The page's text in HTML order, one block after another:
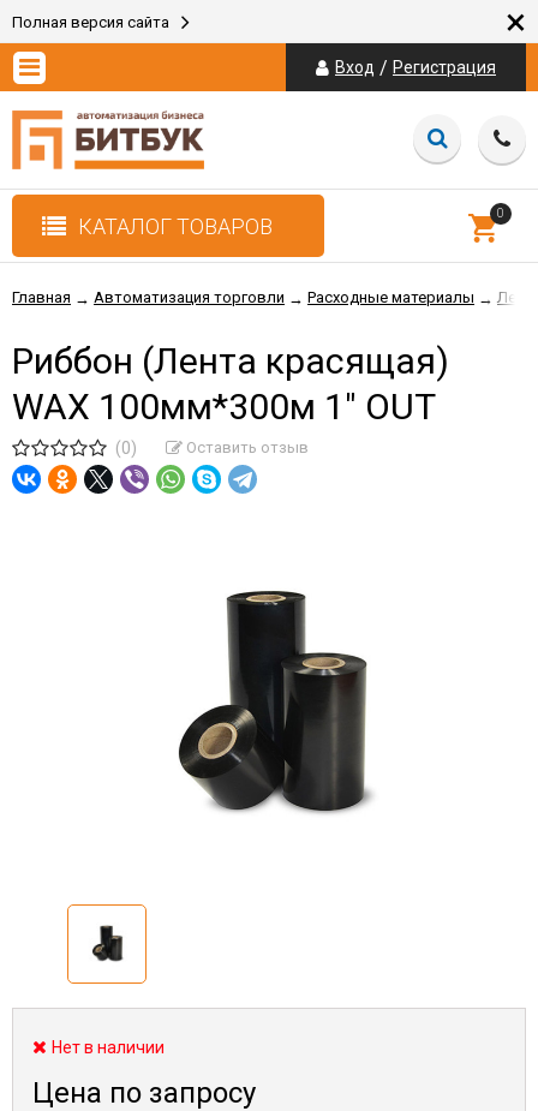
Полная версия сайта ×
Вход / Регистрация
КАТАЛОГ ТОВАРОВ
0
Главная → Автоматизация торговли → Расходные материалы →
Риббон (Лента красящая)
WAX 100мм*300м 1" OUT
(0) Оставить отзыв
Нет в наличии
Цена по запросу